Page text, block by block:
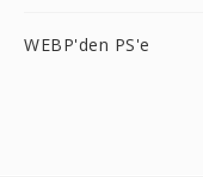
WEBP'den PS'e